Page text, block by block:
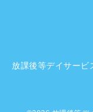
放課後等デイサー